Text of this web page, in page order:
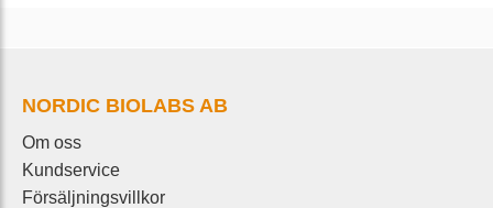
NORDIC BIOLABS AB
Om oss
Kundservice
Försäljningsvillkor